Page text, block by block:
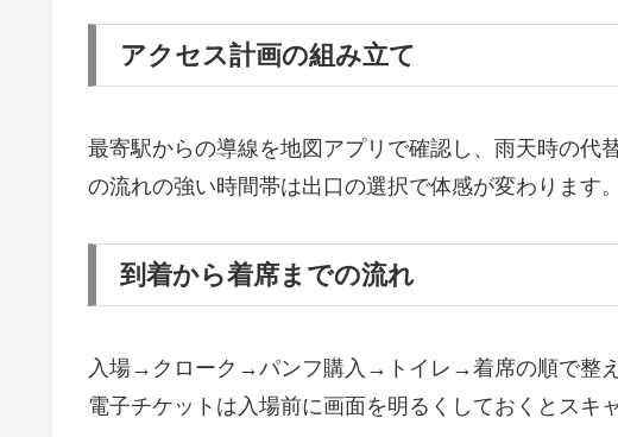
アクセス計画の組み立て
最寄駅からの導線を地図アプリで確認し、雨天時の代
の流れの強い時間帯は出口の選択で体感が変わります。
到着から着席までの流れ
入場→クローク→パンフ購入→トイレ→着席の順で整え
電子チケットは入場前に画面を明るくしておくとスキ